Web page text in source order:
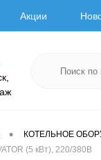
Акции
• КОТЕЛЬНОЕ
(5 кВт), 220/380В